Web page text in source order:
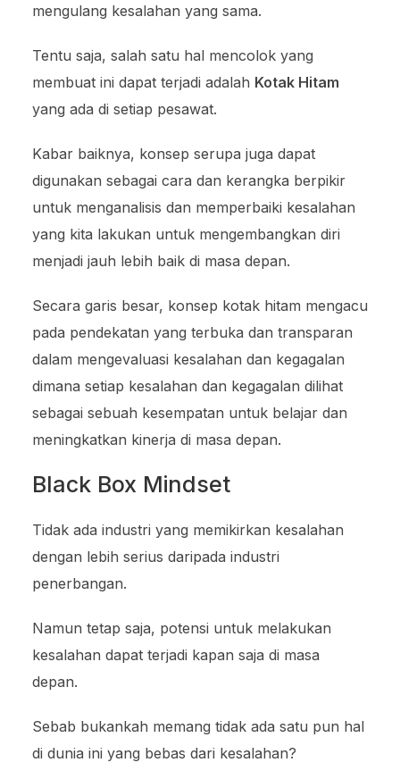
mengulang kesalahan yang sama.
Tentu saja, salah satu hal mencolok yang
membuat ini dapat terjadi adalah Kotak Hitam
yang ada di setiap pesawat.
Kabar baiknya, konsep serupa juga dapat
digunakan sebagai cara dan kerangka berpikir
untuk menganalisis dan memperbaiki kesalahan
yang kita lakukan untuk mengembangkan diri
menjadi jauh lebih baik di masa depan.
Secara garis besar, konsep kotak hitam mengacu
pada pendekatan yang terbuka dan transparan
dalam mengevaluasi kesalahan dan kegagalan
dimana setiap kesalahan dan kegagalan dilihat
sebagai sebuah kesempatan untuk belajar dan
meningkatkan kinerja di masa depan.
Black Box Mindset
Tidak ada industri yang memikirkan kesalahan
dengan lebih serius daripada industri
penerbangan.
Namun tetap saja, potensi untuk melakukan
kesalahan dapat terjadi kapan saja di masa
depan.
Sebab bukankah memang tidak ada satu pun hal
di dunia ini yang bebas dari kesalahan?